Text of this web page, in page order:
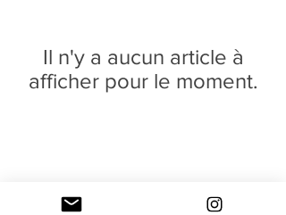
Il n'y a aucun article à
afficher pour le moment.